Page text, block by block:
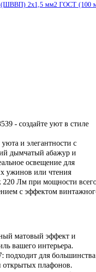
(ШВВП) 2x1,5 мм2 ГОСТ (100
- создайте уют в стиле
и элегантности с
дымчатый абажур и
освещение для
ужинов или чтения
Лм при мощности
с эффектом
матовый эффект и
вашего интерьера.
подходит для большинства
открытых плафонов.